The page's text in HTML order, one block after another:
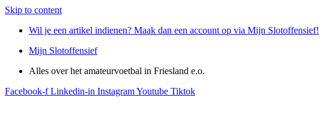
Skip to content
Wil je een artikel indienen? Maak dan een account op via Mijn Slotoffensief!
Mijn Slotoffensief
Alles over het amateurvoetbal in Friesland e.o.
Facebook-f Linkedin-in InstagramYoutube Tiktok